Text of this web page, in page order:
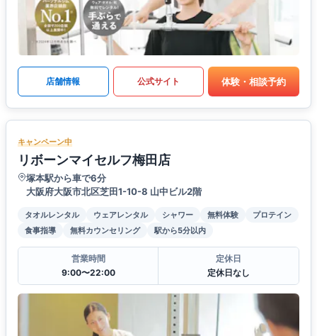
店舗情報 公式サイト 体験・相談予約
キャンペーン中
リボーンマイセルフ梅田店
塚本駅から車で6分
大阪府大阪市北区芝田1-10-8 山中ビル2階
タオルレンタル ウェアレンタル シャワー 無料体験
プロテイン
食事指導
無料カウンセリング 駅から5分以内
営業時間
9:00〜22:00
定休日
定休日なし